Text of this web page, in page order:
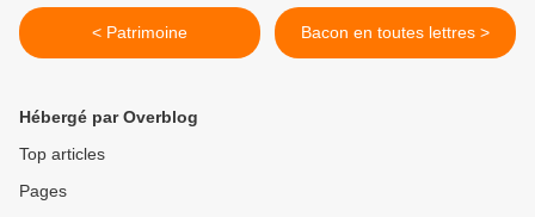
< Patrimoine Bacon en toutes lettres >
Hébergé par Overblog
Top articles
Pages